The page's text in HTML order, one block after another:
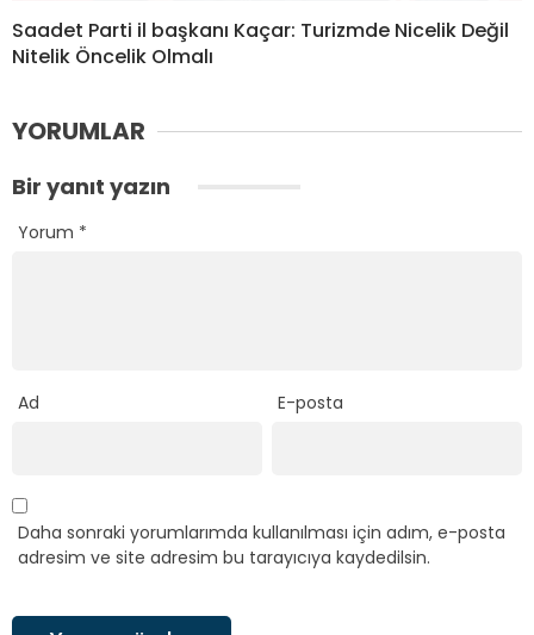
Saadet Parti il başkanı Kaçar: Turizmde Nicelik Değil
Nitelik Öncelik Olmalı
YORUMLAR
Bir yanıt yazın
Yorum *
Ad E-posta
Daha sonraki yorumlarımda kullanılması için adım, e-posta
adresim ve site adresim bu tarayıcıya kaydedilsin.